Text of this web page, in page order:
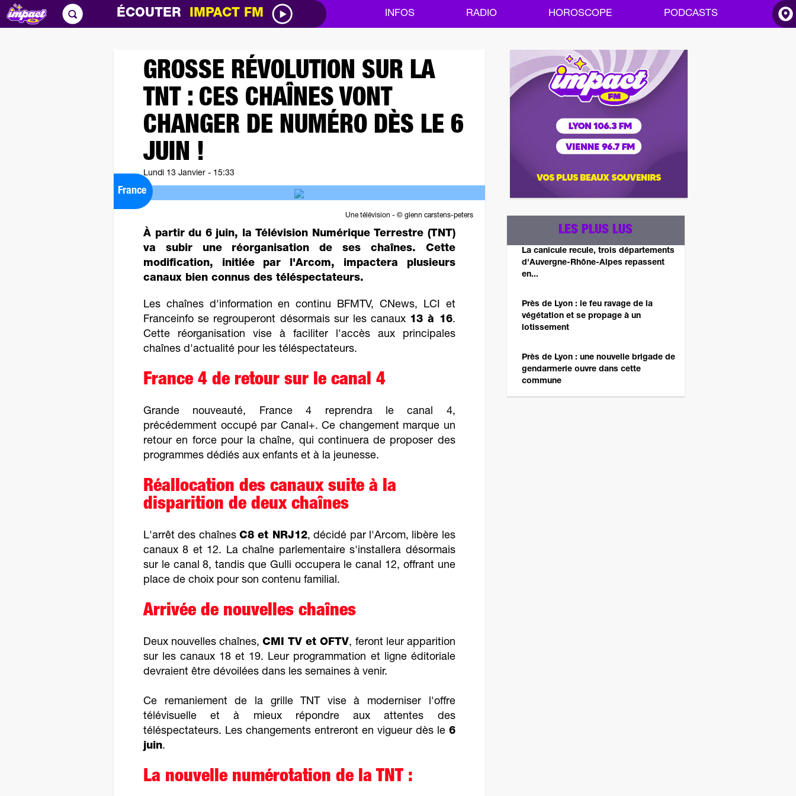
ÉCOUTER IMPACT FM INFOS RADIO HOROSCOPE PODCASTS
GROSSE RÉVOLUTION SUR LA
TNT : CES CHAÎNES VONT
CHANGER DE NUMÉRO DÈS LE 6
JUIN !
Lundi 13 Janvier - 15:33
France
Une télévision - © glenn carstens-peters
À partir du 6 juin, la Télévision Numérique Terrestre (TNT)
va subir une réorganisation de ses chaînes. Cette
modification, initiée par l'Arcom, impactera plusieurs
canaux bien connus des téléspectateurs.
Les chaînes d'information en continu BFMTV, CNews, LCI et
Franceinfo se regrouperont désormais sur les canaux 13 à 16.
Cette réorganisation vise à faciliter l'accès aux principales
chaînes d'actualité pour les téléspectateurs.
France 4 de retour sur le canal 4
Grande nouveauté, France 4 reprendra le canal 4,
précédemment occupé par Canal+. Ce changement marque un
retour en force pour la chaîne, qui continuera de proposer des
programmes dédiés aux enfants et à la jeunesse.
Réallocation des canaux suite à la
disparition de deux chaînes
L'arrêt des chaînesC8 et NRJ12, décidé par l'Arcom, libère les
canaux 8 et 12. La chaîne parlementaire s'installera désormais
sur le canal 8, tandis que Gulli occupera le canal 12, offrant une
place de choix pour son contenu familial.
Arrivée de nouvelles chaînes
Deux nouvelles chaînes,CMI TV et OFTV, feront leur apparition
sur les canaux 18 et 19. Leur programmation et ligne éditoriale
devraient être dévoilées dans les semaines à venir.
Ce remaniement de la grille TNT vise à moderniser l'offre
télévisuelle et à mieux répondre aux attentes des
téléspectateurs. Les changements entreront en vigueur dès le 6
juin.
La nouvelle numérotation de la TNT :
LES PLUS LUS
La canicule recule, trois départements
d'Auvergne-Rhône-Alpes repassent
en...
Près de Lyon : le feu ravage de la
végétation et se propage à un
lotissement
Près de Lyon : une nouvelle brigade de
gendarmerie ouvre dans cette
commune